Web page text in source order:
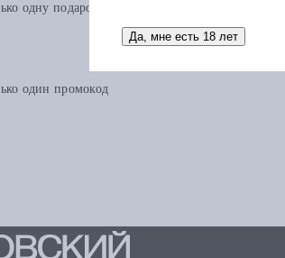
одну подарочную карту. Остаток по карте
один промокод
Да, мне есть 18 лет